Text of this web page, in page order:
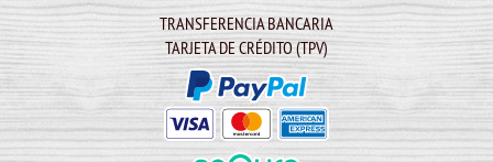
TRANSFERENCIA BANCARIA
TARJETA DE CRÉDITO (TPV)